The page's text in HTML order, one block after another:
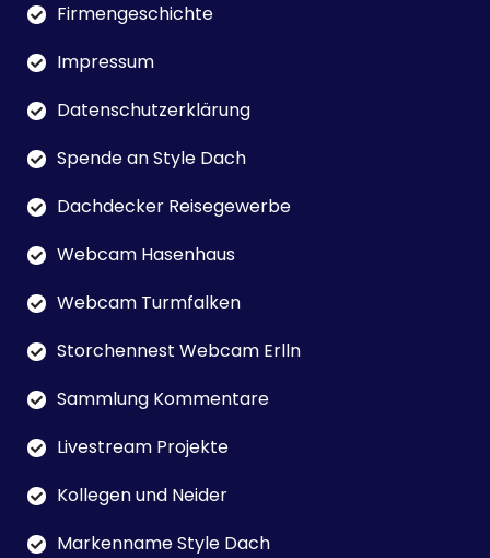
Firmengeschichte
Impressum
Datenschutzerklärung
Spende an Style Dach
Dachdecker Reisegewerbe
Webcam Hasenhaus
Webcam Turmfalken
Storchennest Webcam Erlln
Sammlung Kommentare
Livestream Projekte
Kollegen und Neider
Markenname Style Dach